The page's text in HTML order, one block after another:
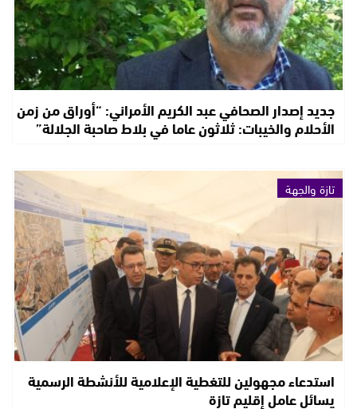
جديد إصدار الصحافي عبد الكريم الأمراني: “أوراق من زمن
الأحلام والخيبات: ثلاثون عاما في بلاط صاحبة الجلالة”
تازة والجهة
استدعاء مجهولين للتغطية الإعلامية للأنشطة الرسمية
يسائل عامل إقليم تازة